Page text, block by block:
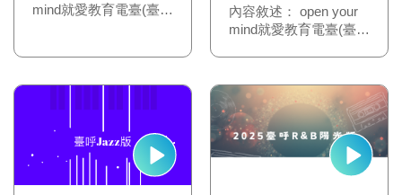
mind就愛教育電臺(臺呼
內容敘述： open your
mind就愛教育電臺(臺呼